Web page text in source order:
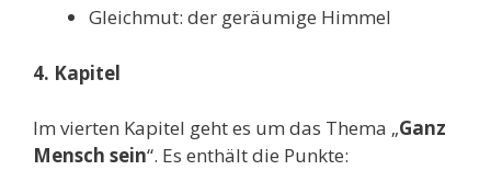
Gleichmut: der geräumige Himmel
4. Kapitel
Im vierten Kapitel geht es um das Thema „Ganz
Mensch sein“. Es enthält die Punkte: